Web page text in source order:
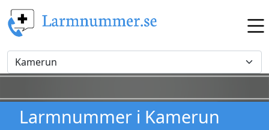
Larmnummer i Kamerun